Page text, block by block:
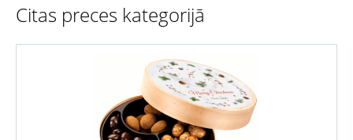
Citas preces kategorijā